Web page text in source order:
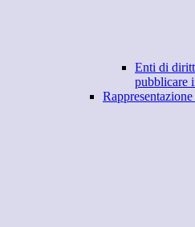
Enti di
pubblicare